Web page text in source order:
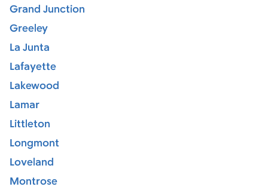
Grand Junction
Greeley
La Junta
Lafayette
Lakewood
Lamar
Littleton
Longmont
Loveland
Montrose